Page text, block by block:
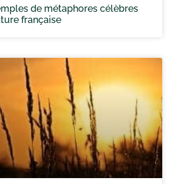
de métaphores célèbres
française